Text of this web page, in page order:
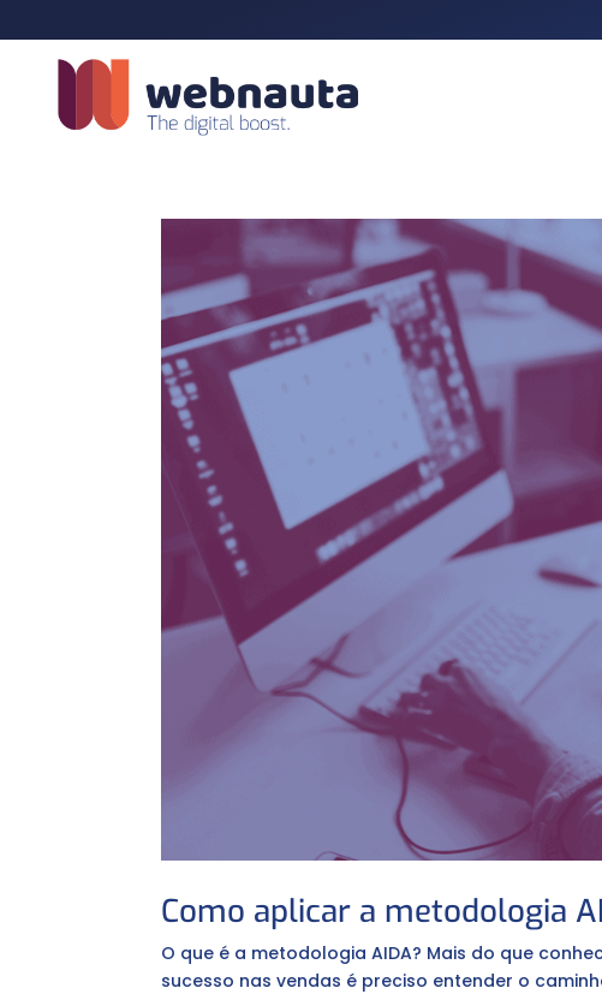
Como aplicar a metodologia
O que é a metodologia AIDA? Mais do que
sucesso nas vendas é preciso entender o